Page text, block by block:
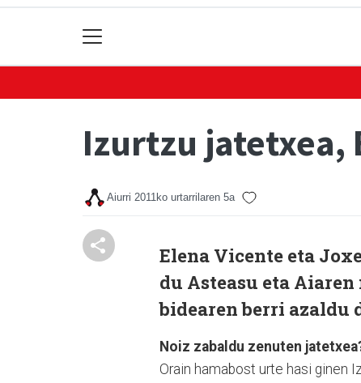
Izurtzu jatetxea,
Aiurri 2011ko urtarrilaren 5a
Elena Vicente eta
du Asteasu eta
bidearen berri azaldu
Noiz zabaldu zenuten
Orain hamabost urte hasi ginen